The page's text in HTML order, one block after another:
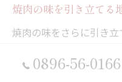
焼肉の味を引き立てる
焼肉の味をさらに引き
方が重要です。例えば
旬の玉ねぎやピーマン
0896-56-0166